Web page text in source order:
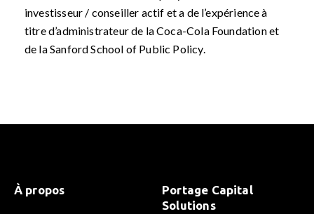
investisseur / conseiller actif et a de l’expérience à
titre d’administrateur de la Coca-Cola Foundation et
de la Sanford School of Public Policy.
À propos
Portage Capital
Solutions